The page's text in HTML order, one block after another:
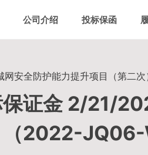
公司介绍 投标保函
安全防护能力提升项目（第二次
证金 2/21/
2022-JQ06-